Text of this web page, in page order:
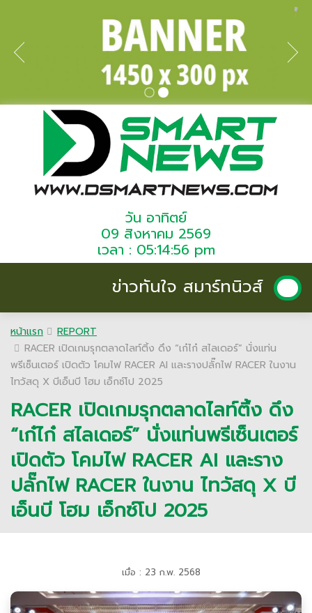
วัน อาทิตย์
09 สิงหาคม 2569
เวลา : 05:14:56 pm
ข่าวทันใจ สมาร์ทนิวส์
หน้าแรก
REPORT
RACER เปิดเกมรุกตลาดไลท์ติ้ง ดึง “เก๋ไก๋ สไลเดอร์” นั่งแท่น
พรีเซ็นเตอร์ เปิดตัว โคมไฟ RACER AI และรางปลั๊กไฟ RACER ในงาน
ไทวัสดุ X บีเอ็นบี โฮม เอ็กซ์โป 2025
RACER เปิดเกมรุกตลาดไลท์ติ้ง ดึง
“เก๋ไก๋ สไลเดอร์” นั่งแท่นพรีเซ็นเตอร์
เปิดตัว โคมไฟ RACER AI และราง
ปลั๊กไฟ RACER ในงาน ไทวัสดุ X บี
เอ็นบี โฮม เอ็กซ์โป 2025
เมื่อ : 23 ก.พ. 2568